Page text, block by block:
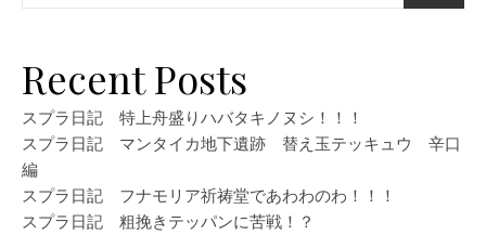
Recent Posts
スプラ日記 特上舟盛りハバタキノヌシ！！！
スプラ日記 マンタイカ地下遺跡 替え玉テッキュウ 辛口
編
スプラ日記 フナモリア祈祷堂であわわのわ！！！
スプラ日記 粗挽きテッパンに苦戦！？